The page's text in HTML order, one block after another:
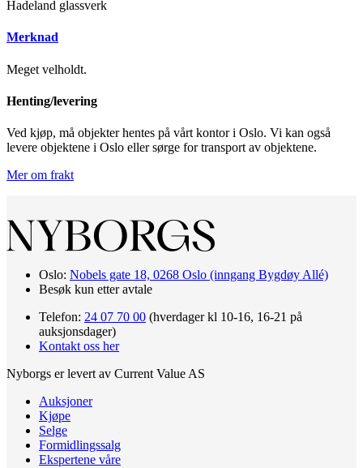
Hadeland glassverk
Merknad
Meget velholdt.
Henting/levering
Ved kjøp, må objekter hentes på vårt kontor i Oslo. Vi kan også
levere objektene i Oslo eller sørge for transport av objektene.
Mer om frakt
Oslo: Nobels gate 18, 0268 Oslo (inngang Bygdøy Allé)
Besøk kun etter avtale
Telefon: 24 07 70 00 (hverdager kl 10-16, 16-21 på
auksjonsdager)
Kontakt oss her
Nyborgs er levert av Current Value AS
Auksjoner
Kjøpe
Selge
Formidlingssalg
Ekspertene våre